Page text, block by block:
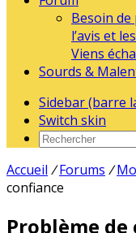
Besoin
l’avis et
Viens
Sourds &
Sidebar (barre
Switch skin
Accueil / Forums /
confiance
Problème de